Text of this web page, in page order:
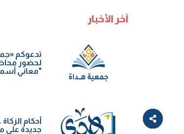
آخر الأخبار
تدعوكم
لحضور
"معاني
أحكام
جديدة على